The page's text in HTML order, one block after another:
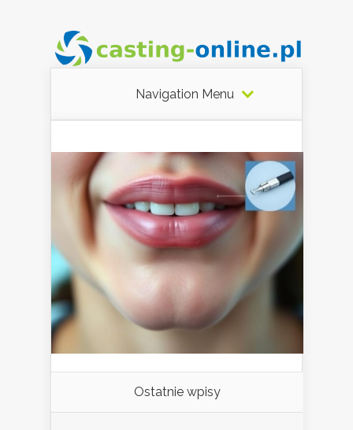
Navigation Menu
Ostatnie wpisy